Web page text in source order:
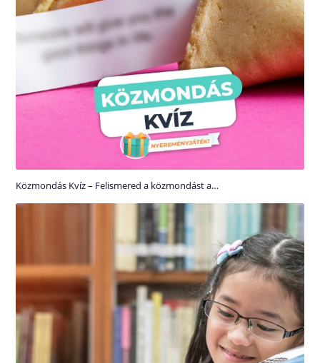
Közmondás Kvíz – Felismered a közmondást a…